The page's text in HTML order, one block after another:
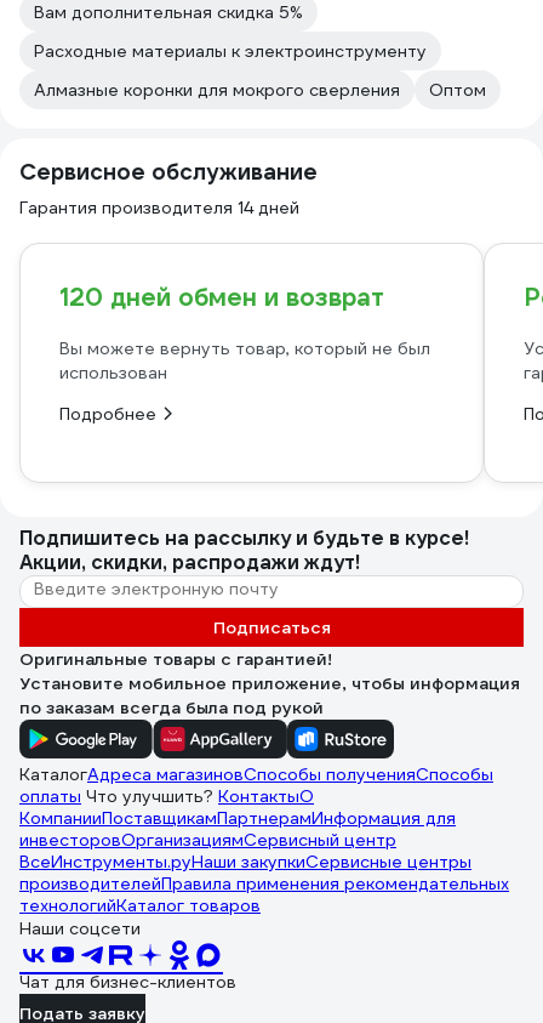
Вам дополнительная скидка 5%
Расходные материалы к электроинструменту
Алмазные коронки для мокрого сверления
Оптом
Сервисное обслуживание
Гарантия производителя 14 дней
120 дней обмен и возврат
Вы можете вернуть товар, который не был
использован
Подробнее
Подпишитесь на рассылкуи будьте в курсе!
Акции, скидки, распродажи ждут!
Подписаться
Оригинальные товары с гарантией!
Установите мобильное приложение, чтобы информация
по заказам всегда была под рукой
КаталогАдреса магазиновСпособы полученияСпособы
оплаты Что улучшить? КонтактыО
КомпанииПоставщикамПартнерамИнформация для
инвесторовОрганизациямСервисный центр
ВсеИнструменты.руНаши закупкиСервисные центры
производителейПравила применения рекомендательных
технологийКаталог товаров
Наши соцсети
Чат для бизнес-клиентов
Подать заявку